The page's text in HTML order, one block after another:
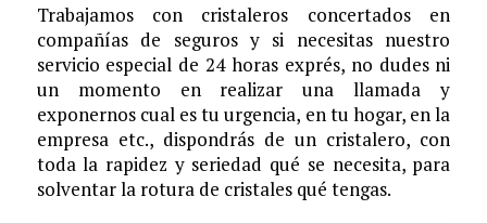
Trabajamos con cristaleros concertados en
compañías de seguros y si necesitas nuestro
servicio especial de 24 horas exprés, no dudes ni
un momento en realizar una llamada y
exponernos cual es tu urgencia, en tu hogar, en la
empresa etc., dispondrás de un cristalero, con
toda la rapidez y seriedad qué se necesita, para
solventar la rotura de cristales qué tengas.